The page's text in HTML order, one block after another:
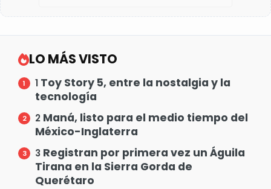
LO MÁS VISTO
1 Toy Story 5, entre la nostalgia y la
tecnología
2 Maná, listo para el medio tiempo del
México-Inglaterra
3 Registran por primera vez un Águila
Tirana en la Sierra Gorda de
Querétaro